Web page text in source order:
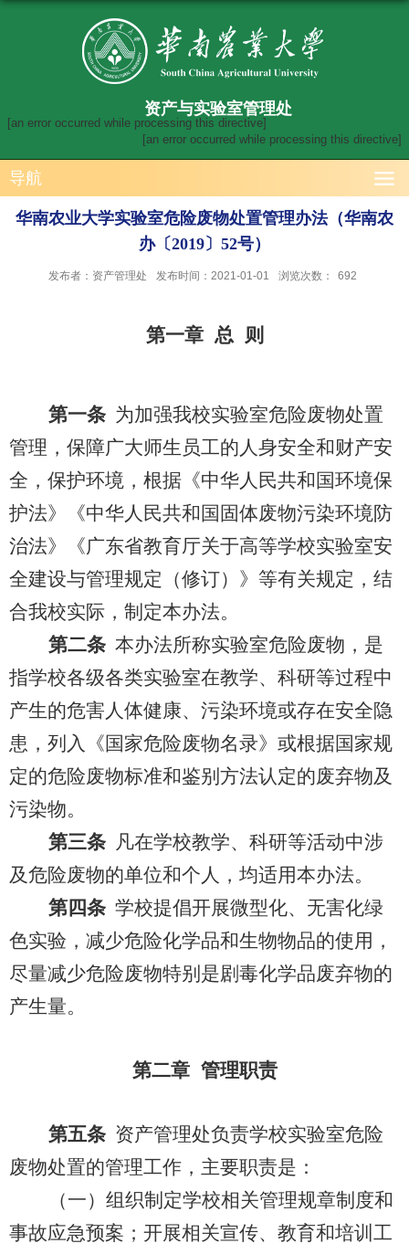
资产与实验室管理处
[an error occurred while processing this directive]
[an error occurred while processing this directive]
导航
华南农业大学实验室危险废物处置管理办法（华南农
办〔2019〕52号）
发布者：资产管理处 发布时间：2021-01-01 浏览次数： 692
第一章 总 则
第一条为加强我校实验室危险废物处置
管理，保障广大师生员工的人身安全和财产安
全，保护环境，根据《中华人民共和国环境保
护法》《中华人民共和国固体废物污染环境防
治法》《广东省教育厅关于高等学校实验室安
全建设与管理规定（修订）》等有关规定，结
合我校实际，制定本办法。
第二条本办法所称实验室危险废物，是
指学校各级各类实验室在教学、科研等过程中
产生的危害人体健康、污染环境或存在安全隐
患，列入《国家危险废物名录》或根据国家规
定的危险废物标准和鉴别方法认定的废弃物及
污染物。
第三条 凡在学校教学、科研等活动中涉
及危险废物的单位和个人，均适用本办法。
第四条 学校提倡开展微型化、无害化绿
色实验，减少危险化学品和生物物品的使用，
尽量减少危险废物特别是剧毒化学品废弃物的
产生量。
第二章 管理职责
第五条资产管理处负责学校实验室危险
废物处置的管理工作，主要职责是：
（一）组织制定学校相关管理规章制度和
事故应急预案；开展相关宣传、教育和培训工